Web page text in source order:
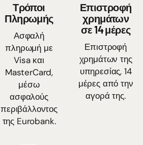
Τρόποι
Πληρωμής
Ασφαλή
πληρωμή με
Visa και
MasterCard,
μέσω
ασφαλούς
περιβάλλοντος
της Eurobank.
Επιστροφή
χρημάτων
σε 14 μέρες
Επιστροφή
χρημάτων της
υπηρεσίας, 14
μέρες από την
αγορά της.